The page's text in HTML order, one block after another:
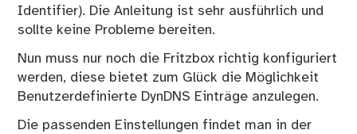
Identifier). Die Anleitung ist sehr ausführlich und
sollte keine Probleme bereiten.
Nun muss nur noch die Fritzbox richtig konfiguriert
werden, diese bietet zum Glück die Möglichkeit
Benutzerdefinierte DynDNS Einträge anzulegen.
Die passenden Einstellungen findet man in der